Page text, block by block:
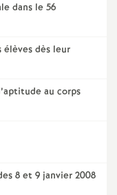
dans le 56
élèves dès leur
au corps
8 et 9 janvier 2008